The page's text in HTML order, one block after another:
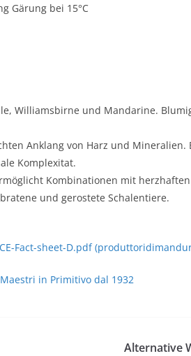
Gärung bei 15°C
Williamsbirne und Mandarine.
Anklang von Harz und Mineralien.
Komplexitat.
Kombinationen mit
und gerostete Schalentiere.
Fact-sheet-D.pdf
in Primitivo dal 1932
Alternative